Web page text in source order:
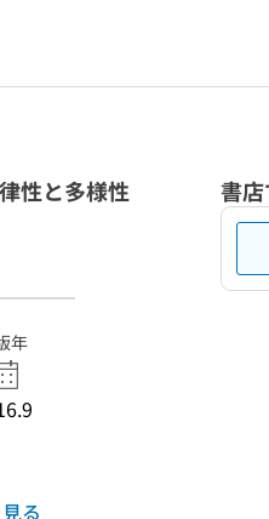
性と多様性
年
る
書